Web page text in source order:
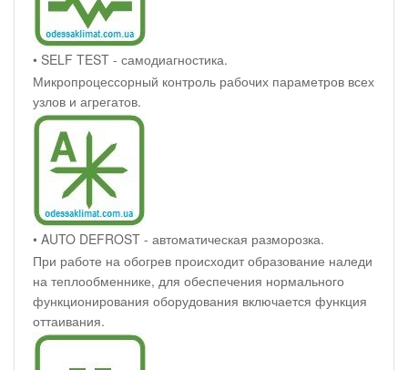
• SELF TEST - самодиагностика.
Микропроцессорный контроль рабочих параметров всех
узлов и агрегатов.
• AUTO DEFROST - автоматическая разморозка.
При работе на обогрев происходит образование наледи
на теплообменнике, для обеспечения нормального
функционирования оборудования включается функция
оттаивания.